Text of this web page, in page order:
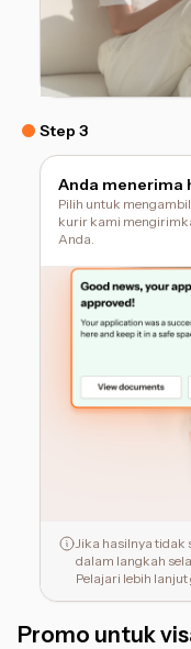
Step 3
Anda menerima
Pilih untuk
kurir kami
Anda.
Jika hasilnya tidak
dalam langkah
Pelajari lebih lanjut
Promo untuk